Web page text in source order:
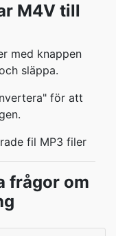
M4V till
med knappen
släppa.
för att
fil MP3 filer
frågor om